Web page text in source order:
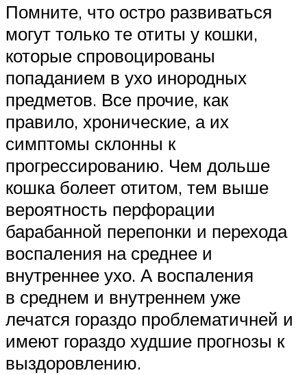
Помните, что остро развиваться
могут только те отиты у кошки,
которые спровоцированы
попаданием в ухо инородных
предметов. Все прочие, как
правило, хронические, а их
симптомы склонны к
прогрессированию. Чем дольше
кошка болеет отитом, тем выше
вероятность перфорации
барабанной перепонки и перехода
воспаления на среднее и
внутреннее ухо. А воспаления
в среднем и внутреннем уже
лечатся гораздо проблематичней и
имеют гораздо худшие прогнозы к
выздоровлению.